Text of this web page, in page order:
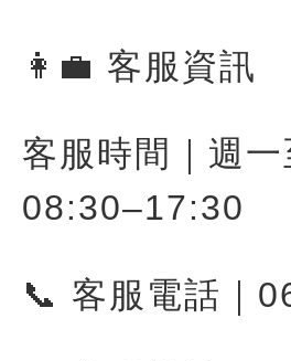
👩‍💼 客服資訊
客服時間｜週一
08:30–17:30
📞 客服電話｜